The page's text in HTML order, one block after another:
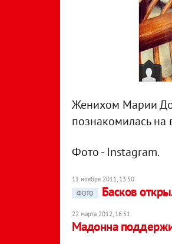
Женихом Марии
познакомилась
Фото - Instagram.
11 ноября 2011, 13:50
ФОТО
Басков
22 марта 2012, 16:51
Мадонна